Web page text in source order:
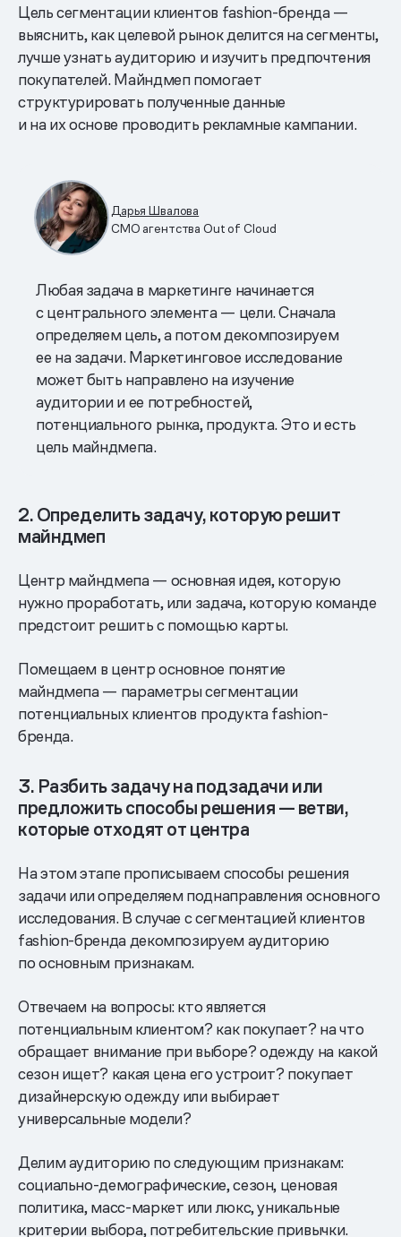
Цель сегментации клиентов fashion-бренда —
выяснить, как целевой рынок делится на сегменты,
лучше узнать аудиторию и изучить предпочтения
покупателей. Майндмеп помогает
структурировать полученные данные
и на их основе проводить рекламные кампании.
Дарья Швалова
СМО агентства Out of Cloud
Любая задача в маркетинге начинается
с центрального элемента — цели. Сначала
определяем цель, а потом декомпозируем
ее на задачи. Маркетинговое исследование
может быть направлено на изучение
аудитории и ее потребностей,
потенциального рынка, продукта. Это и есть
цель майндмепа.
2. Определить задачу, которую решит
майндмеп
Центр майндмепа — основная идея, которую
нужно проработать, или задача, которую команде
предстоит решить с помощью карты.
Помещаем в центр основное понятие
майндмепа — параметры сегментации
потенциальных клиентов продукта fashion-
бренда.
3. Разбить задачу на подзадачи или
предложить способы решения — ветви,
которые отходят от центра
На этом этапе прописываем способы решения
задачи или определяем поднаправления основного
исследования. В случае с сегментацией клиентов
fashion-бренда декомпозируем аудиторию
по основным признакам.
Отвечаем на вопросы: кто является
потенциальным клиентом? как покупает? на что
обращает внимание при выборе? одежду на какой
сезон ищет? какая цена его устроит? покупает
дизайнерскую одежду или выбирает
универсальные модели?
Делим аудиторию по следующим признакам:
социально-демографические, сезон, ценовая
политика, масс-маркет или люкс, уникальные
критерии выбора, потребительские привычки.